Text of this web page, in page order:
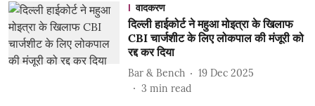
वादकरण
दिल्ली हाईकोर्ट ने महुआ मोइत्रा के खिलाफ
CBI चार्जशीट के लिए लोकपाल की मंजूरी को
रद्द कर दिया
Bar & Bench
19 Dec 2025
3 min read